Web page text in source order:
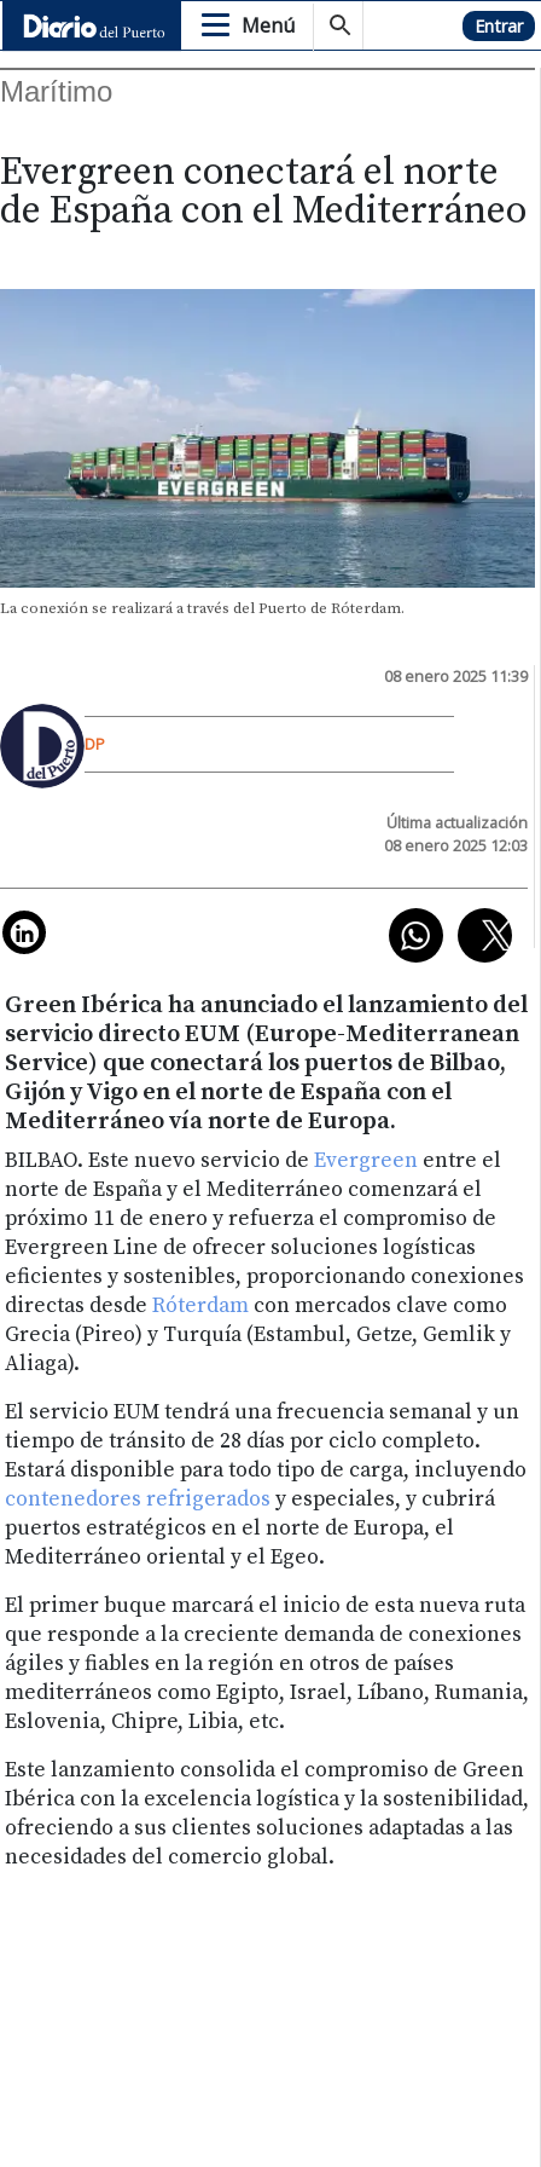
Menú Hemeroteca Entrar
Marítimo
Evergreen conectará el norte
de España con el Mediterráneo
La conexión se realizará a través del Puerto de Róterdam.
08 enero 2025 11:39
DP
Última actualización
08 enero 2025 12:03
Green Ibérica ha anunciado el lanzamiento del
servicio directo EUM (Europe-Mediterranean
Service) que conectará los puertos de Bilbao,
Gijón y Vigo en el norte de España con el
Mediterráneo vía norte de Europa.
BILBAO. Este nuevo servicio deEvergreen entre el
norte de España y el Mediterráneo comenzará el
próximo 11 de enero y refuerza el compromiso de
Evergreen Line de ofrecer soluciones logísticas
eficientes y sostenibles, proporcionando conexiones
directas desdeRóterdam con mercados clave como
Grecia (Pireo) y Turquía (Estambul, Getze, Gemlik y
Aliaga).
El servicio EUM tendrá una frecuencia semanal y un
tiempo de tránsito de 28 días por ciclo completo.
Estará disponible para todo tipo de carga, incluyendo
contenedores refrigerados y especiales, y cubrirá
puertos estratégicos en el norte de Europa, el
Mediterráneo oriental y el Egeo.
El primer buque marcará el inicio de esta nueva ruta
que responde a la creciente demanda de conexiones
ágiles y fiables en la región en otros de países
mediterráneos como Egipto, Israel, Líbano, Rumania,
Eslovenia, Chipre, Libia, etc.
Este lanzamiento consolida el compromiso de Green
Ibérica con la excelencia logística y la sostenibilidad,
ofreciendo a sus clientes soluciones adaptadas a las
necesidades del comercio global.